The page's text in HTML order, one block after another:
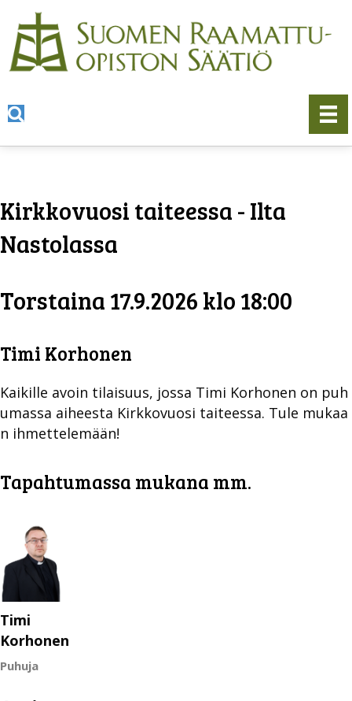
Kirkkovuosi taiteessa - Ilta
Nastolassa
Torstaina 17.9.2026 klo 18:00
Timi Korhonen
Kaikille avoin tilaisuus, jossa Timi Korhonen on puh
umassa aiheesta Kirkkovuosi taiteessa. Tule mukaa
n ihmettelemään!
Tapahtumassa mukana mm.
Timi
Korhonen
Puhuja